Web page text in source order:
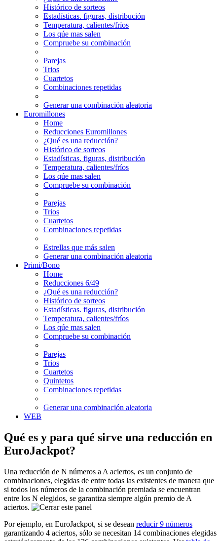
Histórico de sorteos
Estadísticas. figuras, distribución
Temperatura, calientes/fríos
Los qúe mas salen
Compruebe su combinación
Parejas
Trios
Cuartetos
Combinaciones repetidas
Generar una combinación aleatoria
Euromillones
Home
Reducciones Euromillones
¿Qué es una reducción?
Histórico de sorteos
Estadísticas. figuras, distribución
Temperatura, calientes/fríos
Los qúe mas salen
Compruebe su combinación
Parejas
Trios
Cuartetos
Combinaciones repetidas
Estrellas que más salen
Generar una combinación aleatoria
Primi/Bono
Home
Reducciones 6/49
¿Qué es una reducción?
Histórico de sorteos
Estadísticas. figuras, distribución
Temperatura, calientes/fríos
Los qúe mas salen
Compruebe su combinación
Parejas
Trios
Cuartetos
Quintetos
Combinaciones repetidas
Generar una combinación aleatoria
WEB
Qué es y para qué sirve una reducción en
EuroJackpot?
Una reducción de N números a A aciertos, es un conjunto de
combinaciones, elegidas de entre todas las existentes de manera que
si todos los números de la combinación premiada se encuentran
entre los N elegidos, se garantiza siempre algún premio de A
aciertos.
Por ejemplo, en EuroJackpot, si se desean reducir 9 números
garantizando 4 aciertos, sólo se necesitan 14 combinaciones elegidas